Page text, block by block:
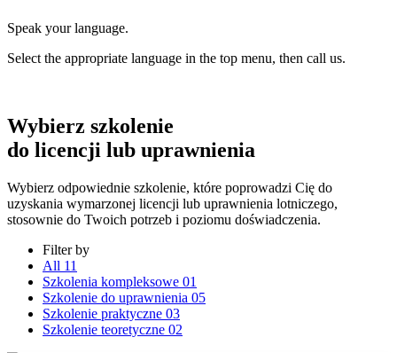
Speak your language.
Select the appropriate language in the top menu, then call us.
Wybierz szkolenie
do licencji lub uprawnienia
Wybierz odpowiednie szkolenie, które poprowadzi Cię do
uzyskania wymarzonej licencji lub uprawnienia lotniczego,
stosownie do Twoich potrzeb i poziomu doświadczenia.
Filter by
All 11
Szkolenia kompleksowe 01
Szkolenie do uprawnienia 05
Szkolenie praktyczne 03
Szkolenie teoretyczne 02